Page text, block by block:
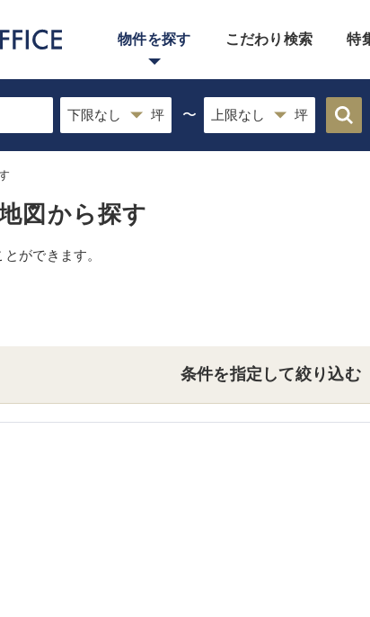
物件を探す こだわり検索 特
〜
図から探す
ができます。
条件を指定して絞り込む